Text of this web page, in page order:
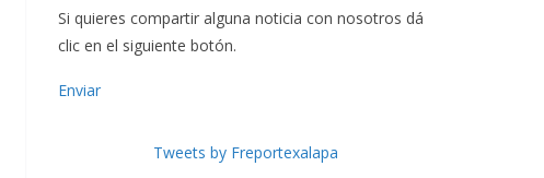
Si quieres compartir alguna noticia con nosotros dá
clic en el siguiente botón.
Enviar
Tweets by Freportexalapa